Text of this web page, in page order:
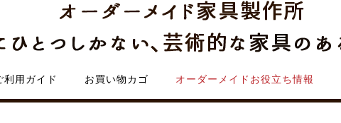
利用ガイド お買い物カゴ オーダーメイドお役立ち情報